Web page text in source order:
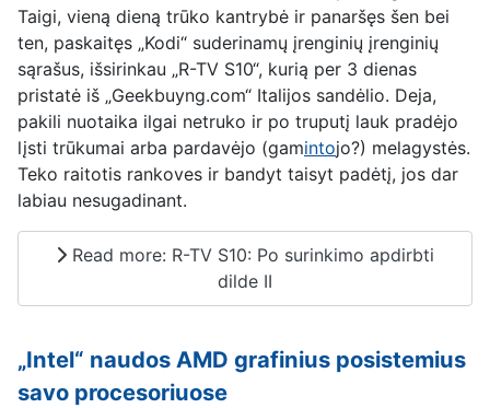
Taigi, vieną dieną trūko kantrybė ir panaršęs šen bei
ten, paskaitęs „Kodi“ suderinamų įrenginių įrenginių
sąrašus, išsirinkau „R-TV S10“, kurią per 3 dienas
pristatė iš „Geekbuyng.com“ Italijos sandėlio. Deja,
pakili nuotaika ilgai netruko ir po truputį lauk pradėjo
lįsti trūkumai arba pardavėjo (gamintojo?) melagystės.
Teko raitotis rankoves ir bandyt taisyt padėtį, jos dar
labiau nesugadinant.
Read more: R-TV S10: Po surinkimo apdirbti
dilde II
„Intel“ naudos AMD grafinius posistemius
savo procesoriuose